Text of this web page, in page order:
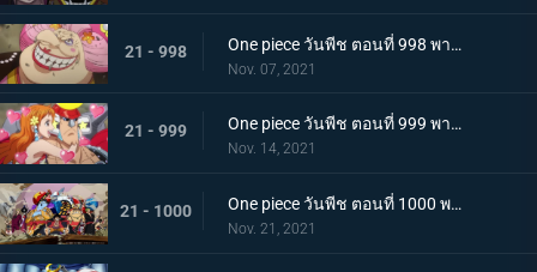
21 - 998 One piece วันพีช ตอนที่ 998 พากย์ไทย ซุสเป็นปฏิปักษ์! นามิเข้าตาจน!
Nov. 07, 2021
21 - 999 One piece วันพีช ตอนที่ 999 พากย์ไทย เราจะปกป้องเจ้า การพบกันระหว่างยามาโตะกับโมโมโนะสุเกะ
Nov. 14, 2021
21 - 1000 One piece วันพีช ตอนที่ 1000 พากย์ไทย กำลังรบเหนือระดับ! กลุ่มหมวกฟางรวมพล
Nov. 21, 2021